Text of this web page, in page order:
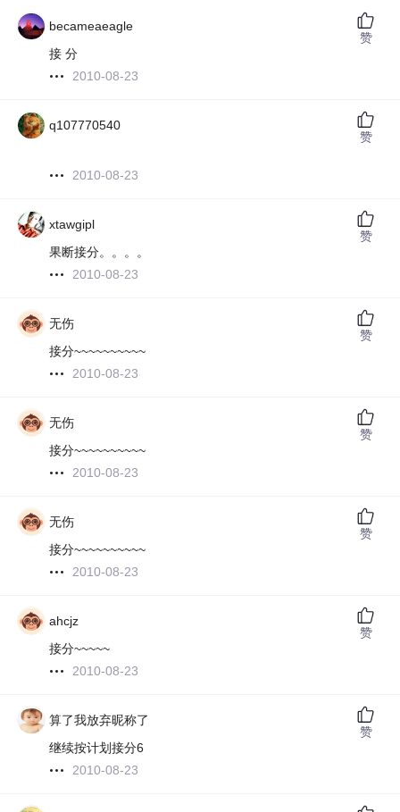
becameaeagle
接 分
2010-08-23
赞
q107770540
2010-08-23
赞
xtawgipl
果断接分。。。。
2010-08-23
赞
无伤
接分~~~~~~~~~~
2010-08-23
赞
无伤
接分~~~~~~~~~~
2010-08-23
赞
无伤
接分~~~~~~~~~~
2010-08-23
赞
ahcjz
接分~~~~~
2010-08-23
赞
算了我放弃昵称了
继续按计划接分6
2010-08-23
赞